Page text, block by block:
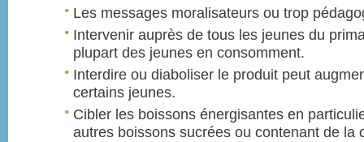
Les messages moralisateurs ou trop
Intervenir auprès de tous les jeunes du
plupart des jeunes en consomment.
Interdire ou diaboliser le produit peut
certains jeunes.
Cibler les boissons énergisantes en
autres boissons sucrées ou contenant de la